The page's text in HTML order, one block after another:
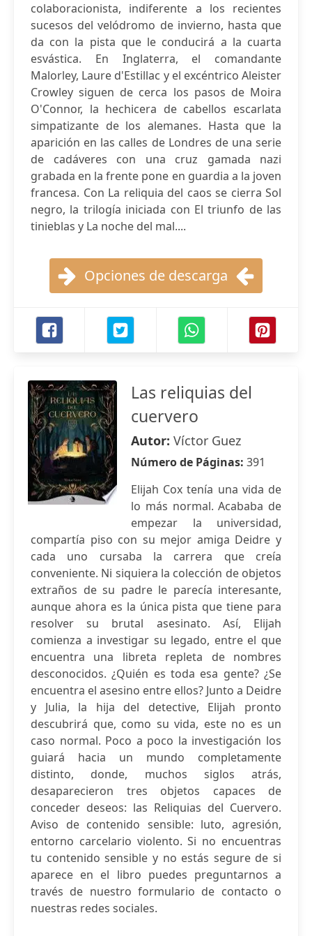
colaboracionista, indiferente a los recientes
sucesos del velódromo de invierno, hasta que
da con la pista que le conducirá a la cuarta
esvástica. En Inglaterra, el comandante
Malorley, Laure d'Estillac y el excéntrico Aleister
Crowley siguen de cerca los pasos de Moira
O'Connor, la hechicera de cabellos escarlata
simpatizante de los alemanes. Hasta que la
aparición en las calles de Londres de una serie
de cadáveres con una cruz gamada nazi
grabada en la frente pone en guardia a la joven
francesa. Con La reliquia del caos se cierra Sol
negro, la trilogía iniciada con El triunfo de las
tinieblas y La noche del mal....
Opciones de descarga
Las reliquias del
cuervero
Autor: Víctor Guez
Número de Páginas: 391
Elijah Cox tenía una vida de
lo más normal. Acababa de
empezar la universidad,
compartía piso con su mejor amiga Deidre y
cada uno cursaba la carrera que creía
conveniente. Ni siquiera la colección de objetos
extraños de su padre le parecía interesante,
aunque ahora es la única pista que tiene para
resolver su brutal asesinato. Así, Elijah
comienza a investigar su legado, entre el que
encuentra una libreta repleta de nombres
desconocidos. ¿Quién es toda esa gente? ¿Se
encuentra el asesino entre ellos? Junto a Deidre
y Julia, la hija del detective, Elijah pronto
descubrirá que, como su vida, este no es un
caso normal. Poco a poco la investigación los
guiará hacia un mundo completamente
distinto, donde, muchos siglos atrás,
desaparecieron tres objetos capaces de
conceder deseos: las Reliquias del Cuervero.
Aviso de contenido sensible: luto, agresión,
entorno carcelario violento. Si no encuentras
tu contenido sensible y no estás segure de si
aparece en el libro puedes preguntarnos a
través de nuestro formulario de contacto o
nuestras redes sociales.